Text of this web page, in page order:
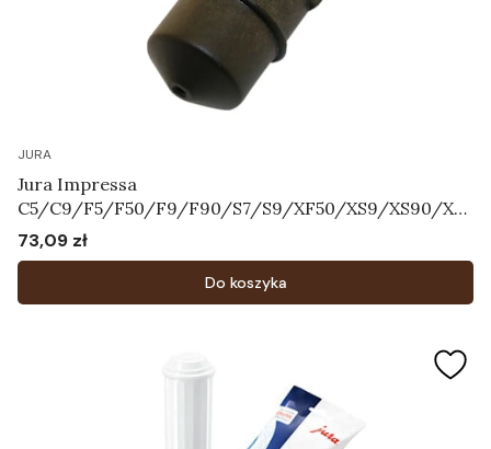
JURA
Jura Impressa
C5/C9/F5/F50/F9/F90/S7/S9/XF50/XS9/XS90/XS
95 - Dysza Pary Art.63354
Cena
73,09 zł
Do koszyka